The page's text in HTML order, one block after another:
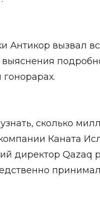
Антикор вызвал
сколько
Каната
директор Qazaq